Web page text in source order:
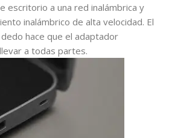
escritorio a una red inalámbrica y
inalámbrico de alta velocidad. El
hace que el adaptador
a todas partes.